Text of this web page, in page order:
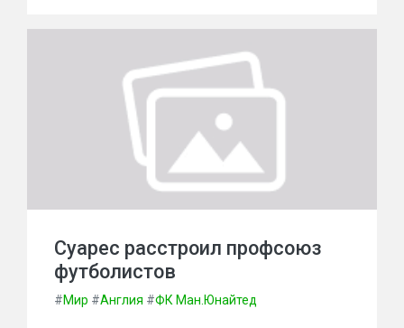
Суарес расстроил профсоюз
футболистов
#Мир #Англия #ФК Ман.Юнайтед